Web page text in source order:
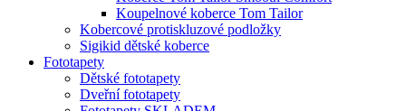
Koupelnové koberce Tom Tailor
Kobercové protiskluzové podložky
Sigikid dětské koberce
Fototapety
Dětské fototapety
Dveřní fototapety